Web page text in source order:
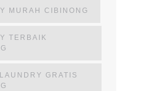
MURAH CIBINONG
TERBAIK
GRATIS